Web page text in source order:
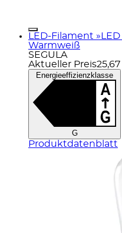
LED-Filament »LED
Warmweiß
SEGULA
Aktueller Preis
Energieeffizienzklasse
G
Produktdatenblatt